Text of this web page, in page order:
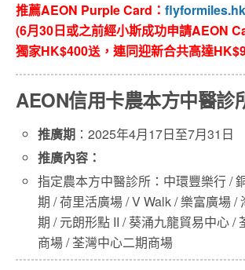
推薦AEON Purple Card：
(6月30日或之前經小斯成功申請AEON
獨家HK$400送 ，連同迎新合共高達
AEON信用卡農本方中醫診
推廣期 ：2025年4月17日至7月31日
推廣內容：
指定農本方中醫診所：中環豐樂行 /
期 / 荷里活廣場 / V Walk / 樂富廣場 /
期 / 元朗形點 II / 葵涌九龍貿易中心 /
商場 / 荃灣中心二期商場